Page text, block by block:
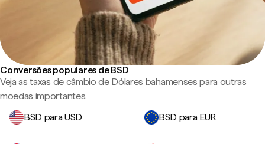
Conversões populares de BSD
Veja as taxas de câmbio de Dólares bahamenses para outras
moedas importantes.
BSD para USD
BSD para EUR